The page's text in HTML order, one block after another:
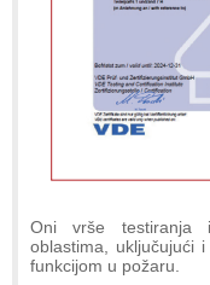
Oni vrše testiranja
oblastima, uključujući
funkcijom u požaru.